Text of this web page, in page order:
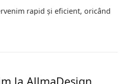
rapid și eficient, oricând